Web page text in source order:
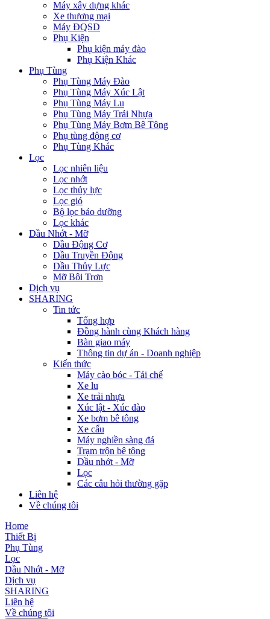
Máy xây dựng khác
Xe thương mại
Máy ĐQSD
Phụ Kiện
Phụ kiện máy đào
Phụ Kiện Khác
Phụ Tùng
Phụ Tùng Máy Đào
Phụ Tùng Máy Xúc Lật
Phụ Tùng Máy Lu
Phụ Tùng Máy Trải Nhựa
Phụ Tùng Máy Bơm Bê Tông
Phụ tùng động cơ
Phụ Tùng Khác
Lọc
Lọc nhiên liệu
Lọc nhớt
Lọc thủy lực
Lọc gió
Bộ lọc bảo dưỡng
Lọc khác
Dầu Nhớt - Mỡ
Dầu Động Cơ
Dầu Truyền Động
Dầu Thủy Lực
Mỡ Bôi Trơn
Dịch vụ
SHARING
Tin tức
Tổng hợp
Đồng hành cùng Khách hàng
Bàn giao máy
Thông tin dự án - Doanh nghiệp
Kiến thức
Máy cào bóc - Tái chế
Xe lu
Xe trải nhựa
Xúc lật - Xúc đào
Xe bơm bê tông
Xe cẩu
Máy nghiền sàng đá
Trạm trộn bê tông
Dầu nhớt - Mỡ
Lọc
Các câu hỏi thường gặp
Liên hệ
Về chúng tôi
Home
Thiết Bị
Phụ Tùng
Lọc
Dầu Nhớt - Mỡ
Dịch vụ
SHARING
Liên hệ
Về chúng tôi